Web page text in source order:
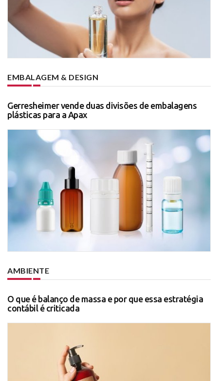
EMBALAGEM & DESIGN
Gerresheimer vende duas divisões de embalagens
plásticas para a Apax
AMBIENTE
O que é balanço de massa e por que essa estratégia
contábil é criticada